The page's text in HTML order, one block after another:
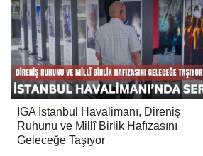
İGA İstanbul Havalimanı, Direniş
Ruhunu ve Millî Birlik Hafızasını
Geleceğe Taşıyor